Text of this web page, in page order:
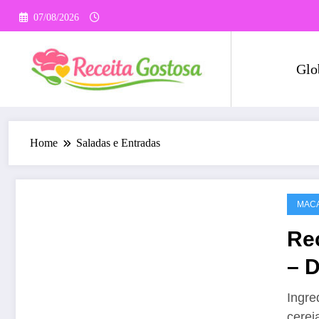
conteúdo
07/08/2026
Home Saladas e Entradas
–